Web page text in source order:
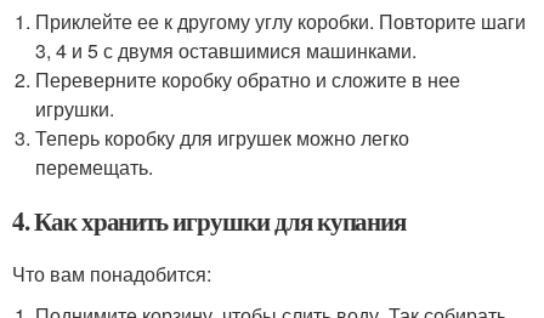
Приклейте ее к другому углу коробки. Повторите шаги
3, 4 и 5 с двумя оставшимися машинками.
Переверните коробку обратно и сложите в нее
игрушки.
Теперь коробку для игрушек можно легко
перемещать.
4. Как хранить игрушки для купания
Что вам понадобится: